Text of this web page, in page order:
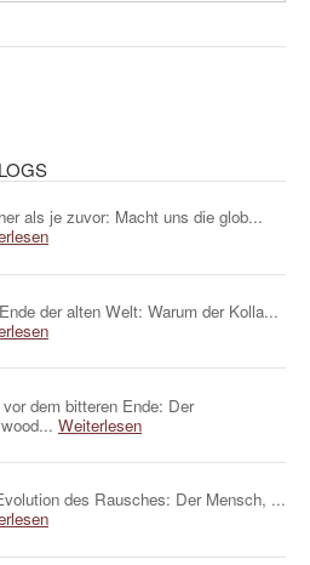
als je zuvor: Macht uns die glob...
der alten Welt: Warum der Kolla...
dem bitteren Ende: Der
Weiterlesen
des Rausches: Der Mensch, ...